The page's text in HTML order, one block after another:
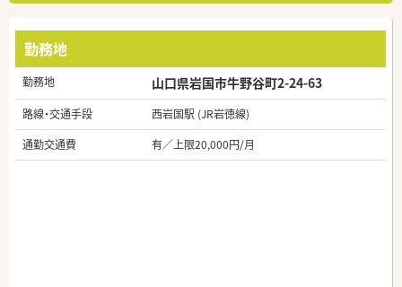
勤務地
勤務地 山口県岩国市牛野谷町2-24-63
路線・交通手段
西岩国駅 (JR岩徳線)
通勤交通費
有／上限20,000円/月